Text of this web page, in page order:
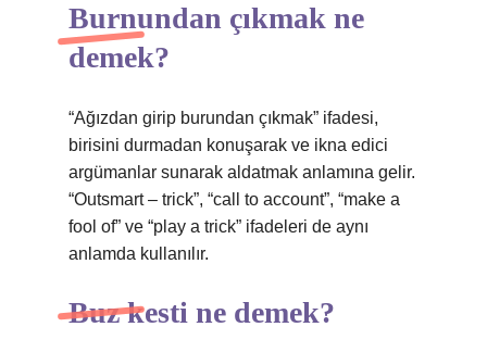
Burnundan çıkmak ne
demek?
“Ağızdan girip burundan çıkmak” ifadesi,
birisini durmadan konuşarak ve ikna edici
argümanlar sunarak aldatmak anlamına gelir.
“Outsmart – trick”, “call to account”, “make a
fool of” ve “play a trick” ifadeleri de aynı
anlamda kullanılır.
Buz kesti ne demek?